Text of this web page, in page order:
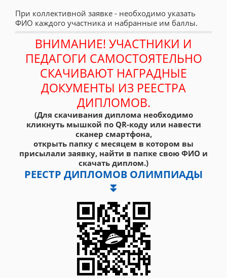
При коллективной заявке - необходимо указать
ФИО каждого участника и набранные им баллы.
ВНИМАНИЕ! УЧАСТНИКИ И
ПЕДАГОГИ САМОСТОЯТЕЛЬНО
СКАЧИВАЮТ НАГРАДНЫЕ
ДОКУМЕНТЫ ИЗ РЕЕСТРА
ДИПЛОМОВ.
(Для скачивания диплома необходимо
кликнуть мышкой по QR-коду или навести
сканер смартфона,
открыть папку с месяцем в котором вы
присылали заявку, найти в папке свою ФИО и
скачать диплом.)
РЕЕСТР ДИПЛОМОВ ОЛИМПИАДЫ
⏬